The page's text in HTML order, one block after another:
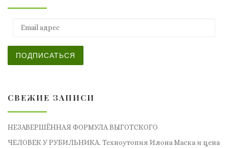
ПОДПИСАТЬСЯ
СВЕЖИЕ ЗАПИСИ
НЕЗАВЕРШЁННАЯ ФОРМУЛА ВЫГОТСКОГО
ЧЕЛОВЕК У РУБИЛЬНИКА. Техноутопия Илона Маска и цена